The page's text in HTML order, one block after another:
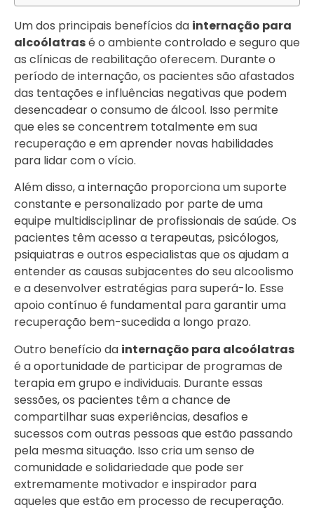
Um dos principais benefícios da internação para
alcoólatrasé o ambiente controlado e seguro que
as clínicas de reabilitação oferecem. Durante o
período de internação, os pacientes são afastados
das tentações e influências negativas que podem
desencadear o consumo de álcool. Isso permite
que eles se concentrem totalmente em sua
recuperação e em aprender novas habilidades
para lidar com o vício.
Além disso, a internação proporciona um suporte
constante e personalizado por parte de uma
equipe multidisciplinar de profissionais de saúde. Os
pacientes têm acesso a terapeutas, psicólogos,
psiquiatras e outros especialistas que os ajudam a
entender as causas subjacentes do seu alcoolismo
e a desenvolver estratégias para superá-lo. Esse
apoio contínuo é fundamental para garantir uma
recuperação bem-sucedida a longo prazo.
Outro benefício da internação para alcoólatras
é a oportunidade de participar de programas de
terapia em grupo e individuais. Durante essas
sessões, os pacientes têm a chance de
compartilhar suas experiências, desafios e
sucessos com outras pessoas que estão passando
pela mesma situação. Isso cria um senso de
comunidade e solidariedade que pode ser
extremamente motivador e inspirador para
aqueles que estão em processo de recuperação.